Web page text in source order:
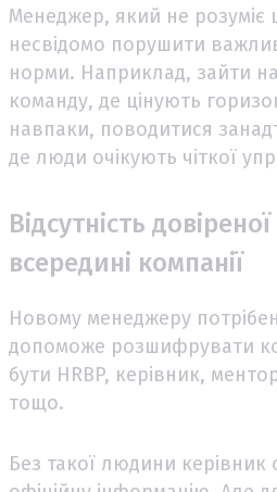
Менеджер, який не
несвідомо порушити
норми. Наприклад, зайти
команду, де цінують
навпаки, поводитися
де люди очікують чіткої
Відсутність
всередині компанії
Новому менеджеру
допоможе розшифрувати
бути HRBP, керівник,
тощо.
Без такої людини